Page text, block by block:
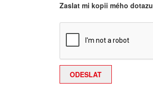
Zaslat mi kopii mého dotazu